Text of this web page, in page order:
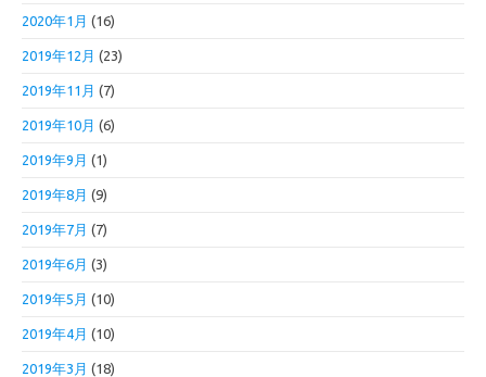
2020年1月 (16)
2019年12月 (23)
2019年11月 (7)
2019年10月 (6)
2019年9月 (1)
2019年8月 (9)
2019年7月 (7)
2019年6月 (3)
2019年5月 (10)
2019年4月 (10)
2019年3月 (18)